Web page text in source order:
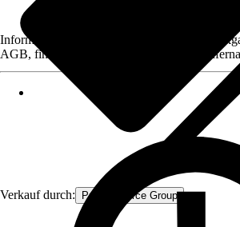
Verkauf durch: Procommerce Group
Informationen des Verkäufers, wie z. B.
AGB, finden Sie bei Klick auf den